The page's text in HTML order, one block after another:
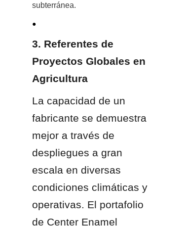
subterránea.
●
3. Referentes de
Proyectos Globales en
Agricultura
La capacidad de un
fabricante se demuestra
mejor a través de
despliegues a gran
escala en diversas
condiciones climáticas y
operativas. El portafolio
de Center Enamel